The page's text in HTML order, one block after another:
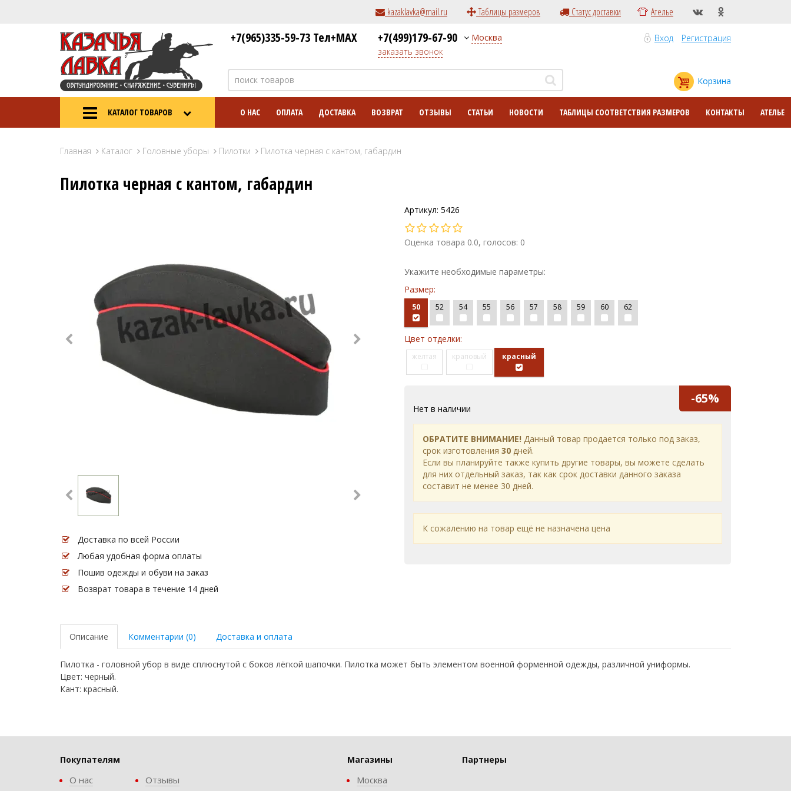
kazaklavka@mail.ru Таблицы размеров Статус доставки Ателье
+7(965)335-59-73 Тел+MAX +7(499)179-67-90
заказать звонок
Москва Вход Регистрация
Корзина
КАТАЛОГ ТОВАРОВ О НАС ОПЛАТА ДОСТАВКА ВОЗВРАТ ОТЗЫВЫ СТАТЬИ НОВОСТИ ТАБЛИЦЫ СООТВЕТСТВИЯ РАЗМЕРОВ КОНТАКТЫ АТЕЛЬЕ
Главная Каталог Головные уборы Пилотки Пилотка черная с кантом, габардин
Пилотка черная с кантом, габардин
Доставка по всей России
Любая удобная форма оплаты
Пошив одежды и обуви на заказ
Возврат товара в течение 14 дней
Артикул: 5426
Оценка товара 0.0, голосов: 0
Укажите необходимые параметры:
Размер:
50 52 54 55 56 57 58 59 60 62
Цвет отделки:
желтая краповый красный
-65%
Нет в наличии
ОБРАТИТЕ ВНИМАНИЕ! Данный товар продается только под заказ,
срок изготовления 30 дней.
Если вы планируйте также купить другие товары, вы можете сделать
для них отдельный заказ, так как срок доставки данного заказа
составит не менее 30 дней.
К сожалению на товар ещё не назначена цена
Описание Комментарии (0) Доставка и оплата
Пилотка - головной убор в виде сплюснутой с боков лёгкой шапочки. Пилотка может быть элементом военной форменной одежды, различной униформы.
Цвет: черный.
Кант: красный.
Покупателям
О нас
Отзывы
Магазины
Москва
Партнеры